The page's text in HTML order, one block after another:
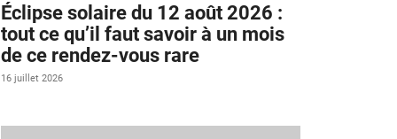
Éclipse solaire du 12 août 2026 :
tout ce qu’il faut savoir à un mois
de ce rendez-vous rare
16 juillet 2026